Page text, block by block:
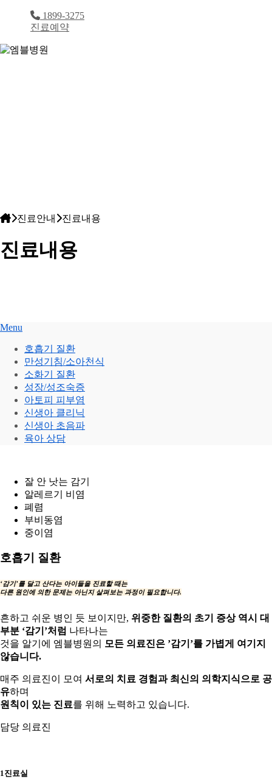
1899-3275
진료예약
진료안내 진료내용
진료내용
Menu
호흡기 질환
만성기침/소아천식
소화기 질환
성장/성조숙증
아토피 피부염
신생아 클리닉
신생아 초음파
육아 상담
잘 안 낫는 감기
알레르기 비염
폐렴
부비동염
중이염
호흡기 질환
‘감기’를 달고 산다는 아이들을 진료할 때는
다른 원인에 의한 문제는 아닌지 살펴보는 과정이 필요합니다.
흔하고 쉬운 병인 듯 보이지만, 위중한 질환의 초기 증상 역시 대
부분 ‘감기’처럼 나타나는
것을 알기에 엠블병원의 모든 의료진은 ’감기’를 가볍게 여기지
않습니다.
매주 의료진이 모여 서로의 치료 경험과 최신의 의학지식으로 공
유하며
원칙이 있는 진료를 위해 노력하고 있습니다.
담당 의료진
1진료실